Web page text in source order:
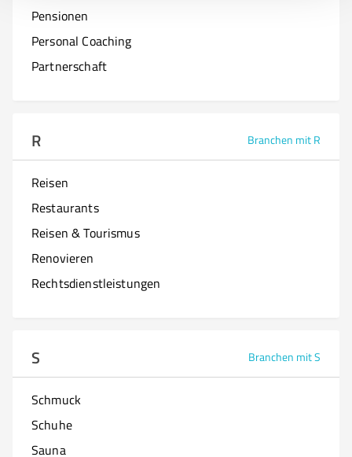
Pensionen
Personal Coaching
Partnerschaft
R Branchen mit R
Reisen
Restaurants
Reisen & Tourismus
Renovieren
Rechtsdienstleistungen
S Branchen mit S
Schmuck
Schuhe
Sauna